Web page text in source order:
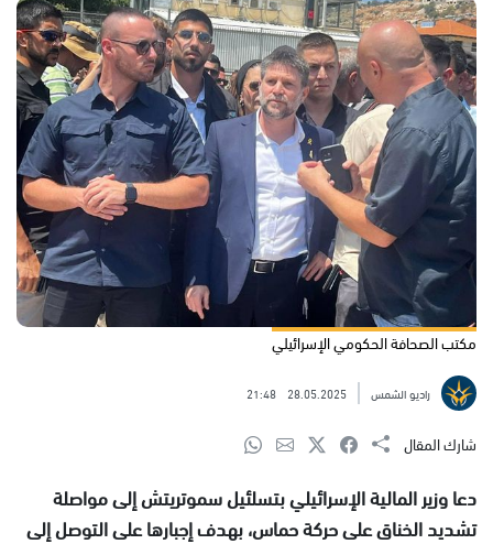
مكتب الصحافة الحكومي الإسرائيلي
راديو الشمس 28.05.2025
21:48
شارك المقال
دعا وزير المالية الإسرائيلي بتسلئيل سموتريتش إلى مواصلة
تشديد الخناق على حركة حماس، بهدف إجبارها على التوصل إلى